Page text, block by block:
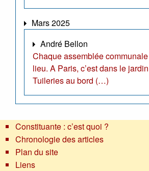
Mars 2025
André Bellon
Chaque assemblée
lieu. A Paris, c’est dans le
Tuileries au bord (…)
Constituante : c’est quoi ?
Chronologie des articles
Plan du site
Liens